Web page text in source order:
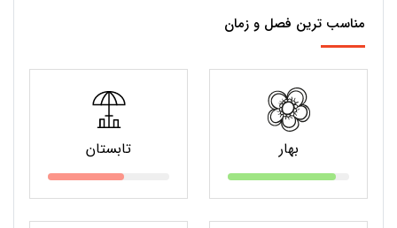
مناسب ترین فصل و زمان
بهار تابستان